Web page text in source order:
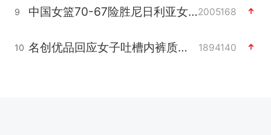
9 中国女篮70-67险胜尼日利亚女篮2005168
10 名创优品回应女子吐槽内裤质量差 1894140